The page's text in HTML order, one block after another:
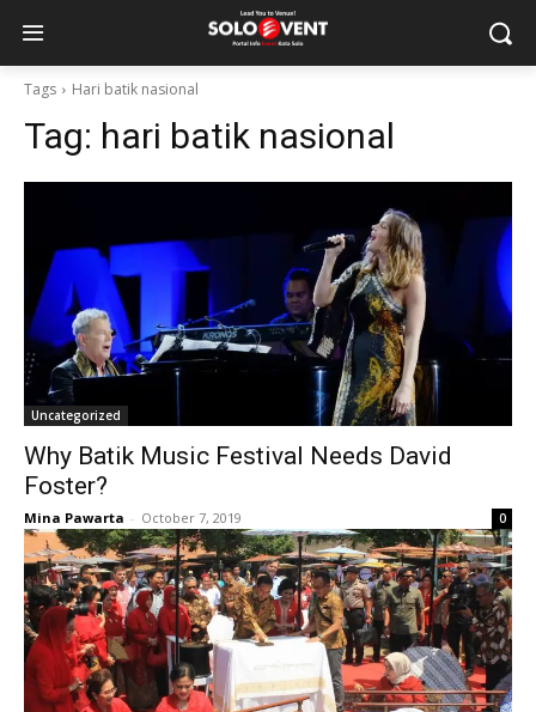
Tags Hari batik nasional
Tag: hari batik nasional
Uncategorized
Why Batik Music Festival Needs David
Foster?
Mina Pawarta - October 7, 2019 0